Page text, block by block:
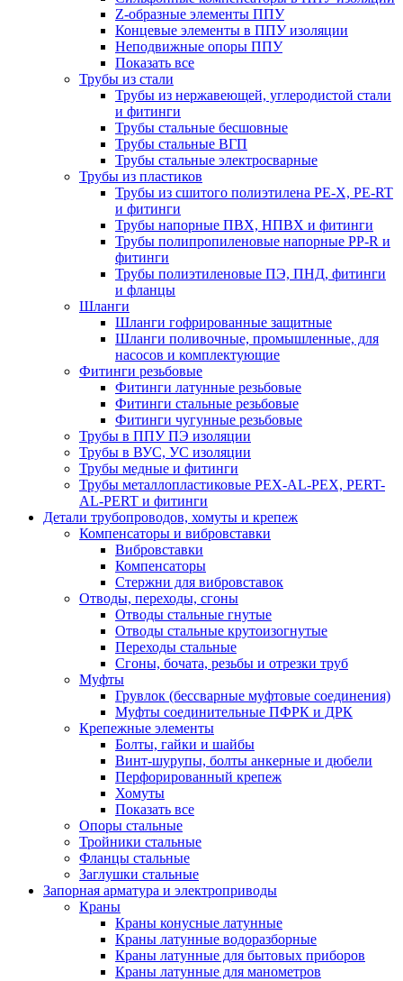
Z-образные элементы ППУ
Концевые элементы в ППУ изоляции
Неподвижные опоры ППУ
Показать все
Трубы из стали
Трубы из нержавеющей, углеродистой стали
и фитинги
Трубы стальные бесшовные
Трубы стальные ВГП
Трубы стальные электросварные
Трубы из пластиков
Трубы из сшитого полиэтилена PE-X, PE-RT
и фитинги
Трубы напорные ПВХ, НПВХ и фитинги
Трубы полипропиленовые напорные PP-R и
фитинги
Трубы полиэтиленовые ПЭ, ПНД, фитинги
и фланцы
Шланги
Шланги гофрированные защитные
Шланги поливочные, промышленные, для
насосов и комплектующие
Фитинги резьбовые
Фитинги латунные резьбовые
Фитинги стальные резьбовые
Фитинги чугунные резьбовые
Трубы в ППУ ПЭ изоляции
Трубы в ВУС, УС изоляции
Трубы медные и фитинги
Трубы металлопластиковые PEX-AL-PEX, PERT-
AL-PERT и фитинги
Детали трубопроводов, хомуты и крепеж
Компенсаторы и вибровставки
Вибровставки
Компенсаторы
Стержни для вибровставок
Отводы, переходы, сгоны
Отводы стальные гнутые
Отводы стальные крутоизогнутые
Переходы стальные
Сгоны, бочата, резьбы и отрезки труб
Муфты
Грувлок (бессварные муфтовые соединения)
Муфты соединительные ПФРК и ДРК
Крепежные элементы
Болты, гайки и шайбы
Винт-шурупы, болты анкерные и дюбели
Перфорированный крепеж
Хомуты
Показать все
Опоры стальные
Тройники стальные
Фланцы стальные
Заглушки стальные
Запорная арматура и электроприводы
Краны
Краны конусные латунные
Краны латунные водоразборные
Краны латунные для бытовых приборов
Краны латунные для манометров